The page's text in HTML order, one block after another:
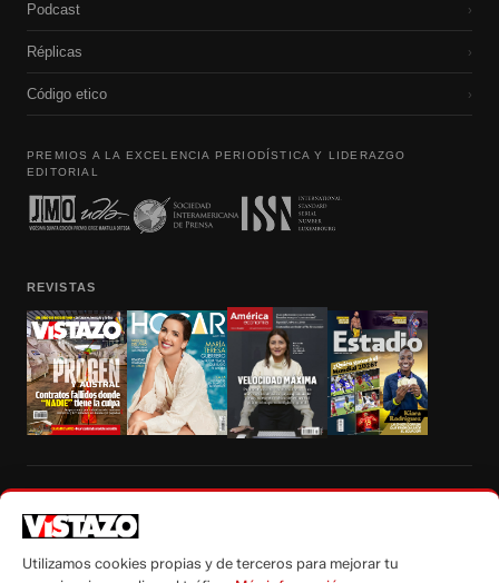
Podcast ›
Réplicas ›
Código etico ›
PREMIOS A LA EXCELENCIA PERIODÍSTICA Y LIDERAZGO
EDITORIAL
REVISTAS
autorización escrita de su titular, de todos los contenidos de Vistazo.com.
Utilizamos cookies propias y de terceros para mejorar tu